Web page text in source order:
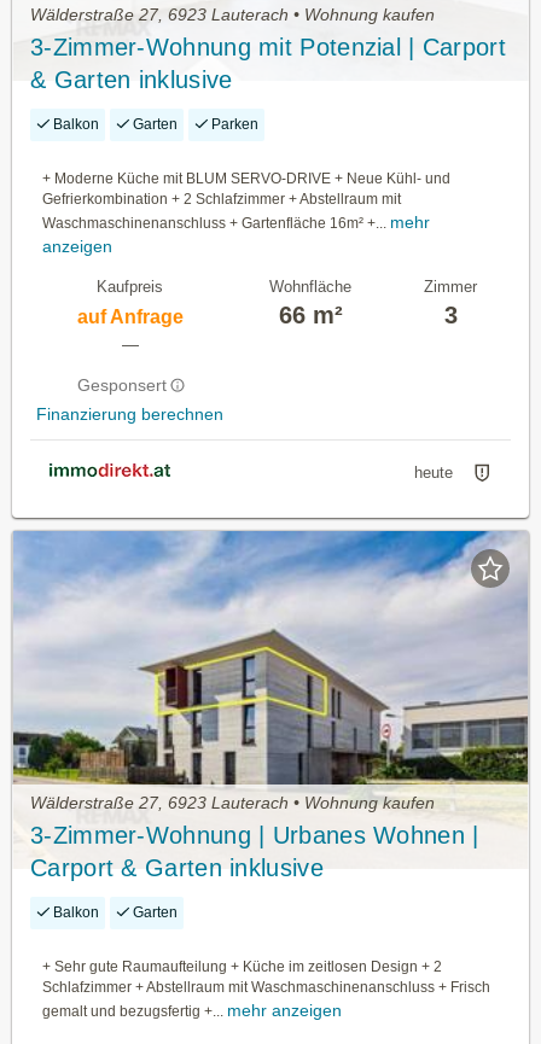
Wälderstraße 27, 6923 Lauterach • Wohnung kaufen
3-Zimmer-Wohnung mit Potenzial | Carport
& Garten inklusive
Balkon Garten Parken
+ Moderne Küche mit BLUM SERVO-DRIVE + Neue Kühl- und
Gefrierkombination + 2 Schlafzimmer + Abstellraum mit
Waschmaschinenanschluss + Gartenfläche 16m² +... mehr
anzeigen
Kaufpreis
auf Anfrage
—
Gesponsert
Finanzierung berechnen
Wohnfläche
66 m²
Zimmer
3
heute
Wälderstraße 27, 6923 Lauterach • Wohnung kaufen
3-Zimmer-Wohnung | Urbanes Wohnen |
Carport & Garten inklusive
Balkon Garten
+ Sehr gute Raumaufteilung + Küche im zeitlosen Design + 2
Schlafzimmer + Abstellraum mit Waschmaschinenanschluss + Frisch
gemalt und bezugsfertig +...
mehr anzeigen